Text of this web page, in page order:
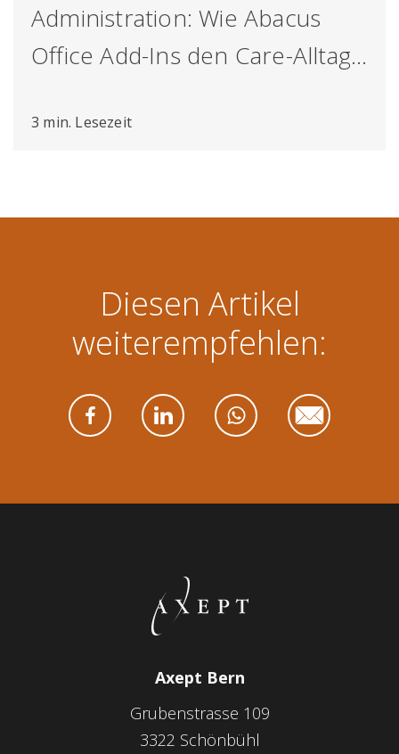
Administration: Wie Abacus
Office Add-Ins den Care-Alltag
3 min. Lesezeit
Diesen Artikel
weiterempfehlen:
Axept Bern
Grubenstrasse 109
3322 Schönbühl